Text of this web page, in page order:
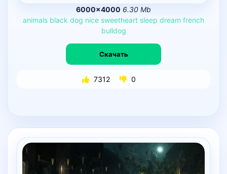
6000×4000 6.30 Mb
animals black dog nice sweetheart sleep dream french
bulldog
Скачать
7312 0